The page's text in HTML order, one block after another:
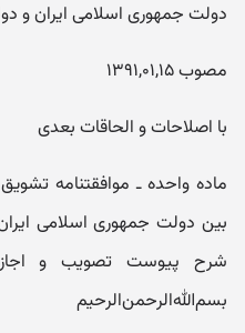
دولت جمهوری اسلامی ایران و
مصوب ۱۳۹۱,۰۱,۱۵
با اصلاحات و الحاقات بعدی
ماده واحده ـ موافقتنامه
بین دولت جمهوری اسلامی
شرح پیوست تصویب و
بسم‌الله‌الرحمن‌الرحیم